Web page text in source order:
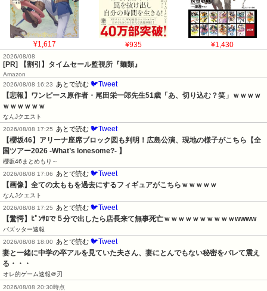
¥1,617 ¥935 ¥1,430
2026/08/08
[PR] 【割引】タイムセール監視所『麺類』
Amazon
2026/08/08 16:23
あとで読む 🐦Tweet
【悲報】ワンピース原作者・尾田栄一郎先生51歳「あ、切り込む？笑」ｗｗｗｗ
ｗｗｗｗｗｗ
なんJクエスト
2026/08/08 17:25
あとで読む 🐦Tweet
【櫻坂46】アリーナ座席ブロック図も判明！広島公演、現地の様子がこちら【全
国ツアー2026 -What’s lonesome?- 】
櫻坂46まとめもり～
2026/08/08 17:06
あとで読む 🐦Tweet
【画像】全ての太ももを過去にするフィギュアがこちらｗｗｗｗｗ
なんJクエスト
2026/08/08 17:25
あとで読む 🐦Tweet
【驚愕】ﾋﾟﾝｻﾛで５分で出したら店長来て無事死亡ｗｗｗｗｗｗｗｗｗｗwwww
バズッター速報
2026/08/08 18:00
あとで読む 🐦Tweet
妻と一緒に中学の卒アルを見ていた夫さん、妻にとんでもない秘密をバレて震え
る・・・
オレ的ゲーム速報＠刃
2026/08/08 20:30時点